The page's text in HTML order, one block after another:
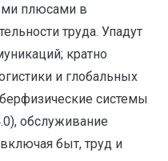
плюсами в
труда. Упадут
кратно
и глобальных
системы
обслуживание
быт, труд и